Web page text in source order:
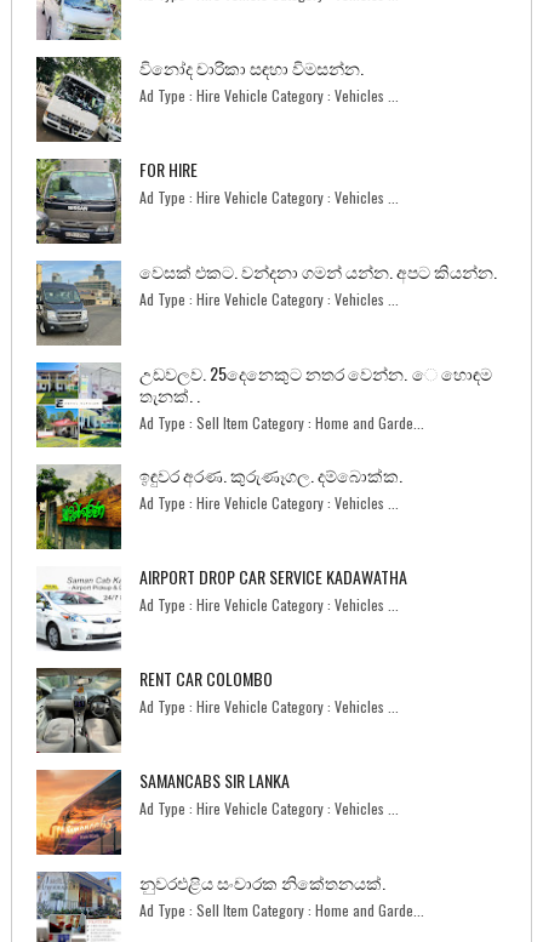
විනෝද චාරිකා සඳහා විමසන්න.
Ad Type : Hire Vehicle Category : Vehicles ...
FOR HIRE
Ad Type : Hire Vehicle Category : Vehicles ...
වෙසක් එකට. වන්දනා ගමන් යන්න. අපට කියන්න.
Ad Type : Hire Vehicle Category : Vehicles ...
උඩවලව. 25දෙනෙකුට නතර වෙන්න. ෙ හොඳම
තැනක්. .
Ad Type : Sell Item Category : Home and Garde...
ඉඳුවර අරණ. කුරුණෑගල. දම්බොක්ක.
Ad Type : Hire Vehicle Category : Vehicles ...
AIRPORT DROP CAR SERVICE KADAWATHA
Ad Type : Hire Vehicle Category : Vehicles ...
RENT CAR COLOMBO
Ad Type : Hire Vehicle Category : Vehicles ...
SAMANCABS SIR LANKA
Ad Type : Hire Vehicle Category : Vehicles ...
නුවරඑළිය සංචාරක නිකේතනයක්.
Ad Type : Sell Item Category : Home and Garde...